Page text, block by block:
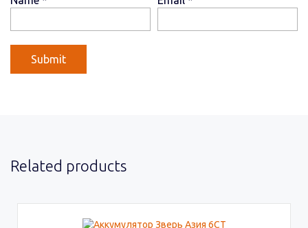
Related products